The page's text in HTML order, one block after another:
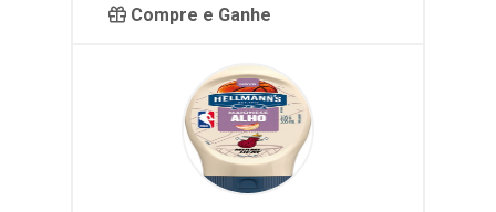
Compre e Ganhe